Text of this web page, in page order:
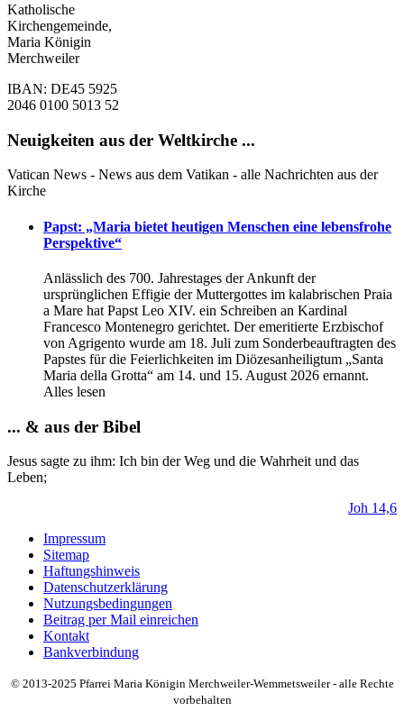
Katholische
Kirchengemeinde,
Maria Königin
Merchweiler
IBAN: DE45 5925
2046 0100 5013 52
Neuigkeiten aus der Weltkirche ...
Vatican News - News aus dem Vatikan - alle Nachrichten aus der
Kirche
Papst: „Maria bietet heutigen Menschen eine lebensfrohe
Perspektive“
Anlässlich des 700. Jahrestages der Ankunft der
ursprünglichen Effigie der Muttergottes im kаlabrischen Praia
a Mare hat Papst Leo XIV. ein Schreiben an Kardinal
Francesco Montenegro gerichtet. Der emeritierte Erzbischof
von Agrigento wurde am 18. Juli zum Sonderbeauftragten des
Papstes für die Feierlichkeiten im Diözesanheiligtum „Santa
Maria della Grotta“ am 14. und 15. August 2026 ernannt.
Alles lesen
... & aus der Bibel
Jesus sagte zu ihm: Ich bin der Weg und die Wahrheit und das
Leben;
Joh 14,6
Impressum
Sitemap
Haftungshinweis
Datenschutzerklärung
Nutzungsbedingungen
Beitrag per Mail einreichen
Kontakt
Bankverbindung
© 2013-2025 Pfarrei Maria Königin Merchweiler-Wemmetsweiler - alle Rechte
vorbehalten